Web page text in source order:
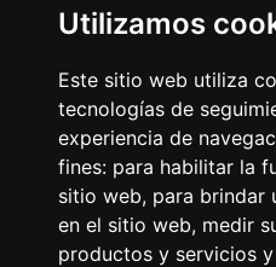
Utilizamos
Este sitio web utiliza
tecnologías de
experiencia de
fines: para habilitar la
sitio web, para brindar
en el sitio web, medir
productos y servicios
Business
Encuéntranos
Contacto
Términos y condiciones
Directorio